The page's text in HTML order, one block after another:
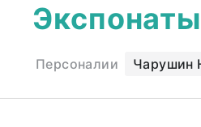
Экспонаты
Персоналии Чарушин